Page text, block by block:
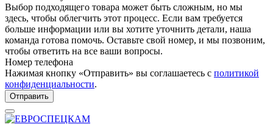
Выбор подходящего товара может быть сложным, но мы
здесь, чтобы облегчить этот процесс. Если вам требуется
больше информации или вы хотите уточнить детали, наша
команда готова помочь. Оставьте свой номер, и мы позвоним,
чтобы ответить на все ваши вопросы.
Номер телефона
Нажимая кнопку «Отправить» вы соглашаетесь с политикой
конфиденциальности.
Отправить